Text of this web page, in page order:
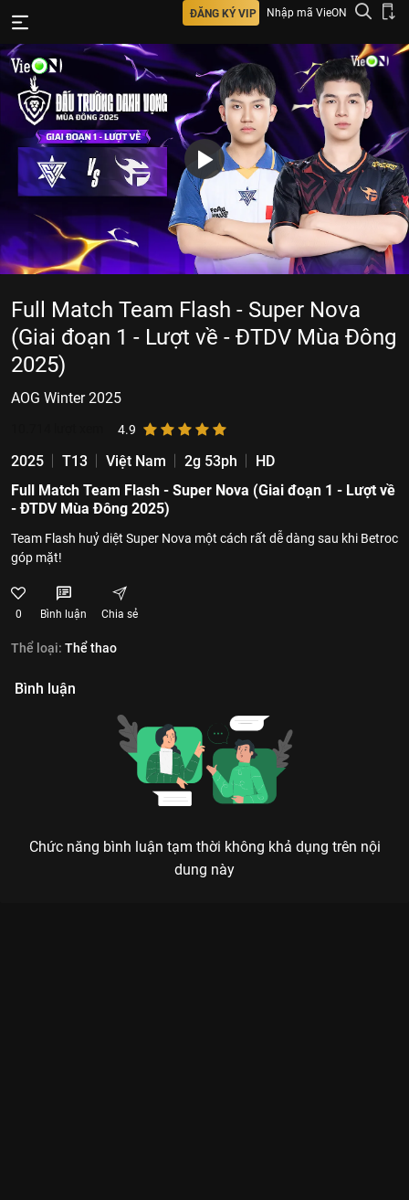
ĐĂNG KÝ VIP Nhập mã VieON
Full Match Team Flash - Super Nova
(Giai đoạn 1 - Lượt về - ĐTDV Mùa Đông
2025)
AOG Winter 2025
4.9
2025 T13 Việt Nam 2g 53ph
HD
Full Match Team Flash - Super Nova (Giai đoạn 1 - Lượt về
- ĐTDV Mùa Đông 2025)
Team Flash huỷ diệt Super Nova một cách rất dễ dàng sau khi Betroc
góp mặt!
0 Bình luận Chia sẻ
Thể loại: Thể thao
Bình luận
Chức năng bình luận tạm thời không khả dụng trên nội
dung này